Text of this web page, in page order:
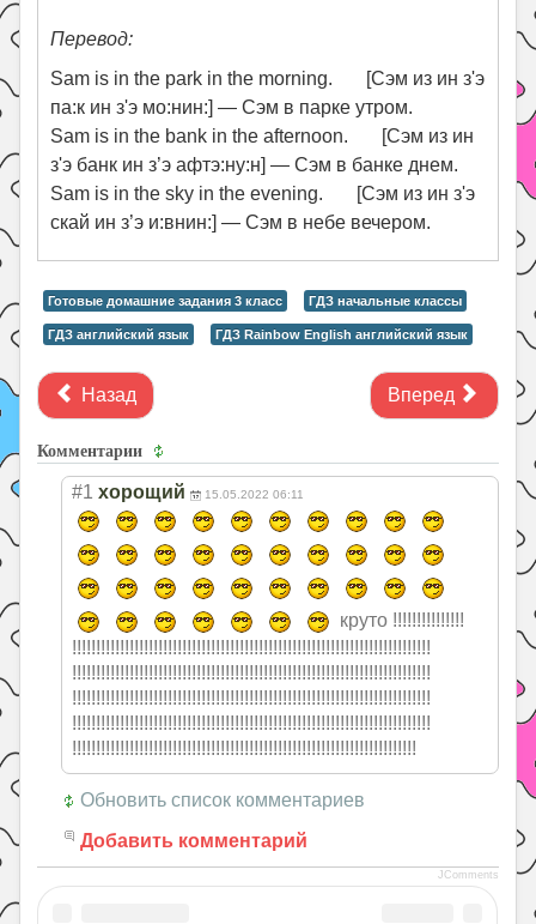
Перевод:
Sam is in the park in the morning. [Сэм из ин з'э
па:к ин з'э мо:нин:] — Сэм в парке утром.
Sam is in the bank in the afternoon. [Сэм из ин
з'э банк ин з’э афтэ:ну:н] — Сэм в банке днем.
Sam is in the sky in the evening. [Сэм из ин з'э
скай ин з’э и:внин:] — Сэм в небе вечером.
Готовые домашние задания 3 класс ГДЗ начальные классы
ГДЗ английский язык ГДЗ Rainbow English английский язык
Назад Вперед
Комментарии
#1 хорощий 15.05.2022 06:11
круто !!!!!!!!!!!!!!!
!!!!!!!!!!!!!!!!!!!!!!!!!!!!!!!!!!!!!!!!!!!!!!!!!!!!!!!!!!!!!!!!!!!!!!!!!!!
!!!!!!!!!!!!!!!!!!!!!!!!!!!!!!!!!!!!!!!!!!!!!!!!!!!!!!!!!!!!!!!!!!!!!!!!!!!
!!!!!!!!!!!!!!!!!!!!!!!!!!!!!!!!!!!!!!!!!!!!!!!!!!!!!!!!!!!!!!!!!!!!!!!!!!!
!!!!!!!!!!!!!!!!!!!!!!!!!!!!!!!!!!!!!!!!!!!!!!!!!!!!!!!!!!!!!!!!!!!!!!!!!!!
!!!!!!!!!!!!!!!!!!!!!!!!!!!!!!!!!!!!!!!!!!!!!!!!!!!!!!!!!!!!!!!!!!!!!!!!
Обновить список комментариев
Добавить комментарий
JComments